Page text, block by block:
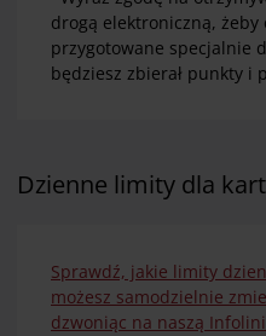
drogą elektroniczną, żeby
przygotowane specjalnie
będziesz zbierał punkty i
Dzienne limity dla
Sprawdź, jakie limity
możesz samodzielnie
dzwoniąc na naszą